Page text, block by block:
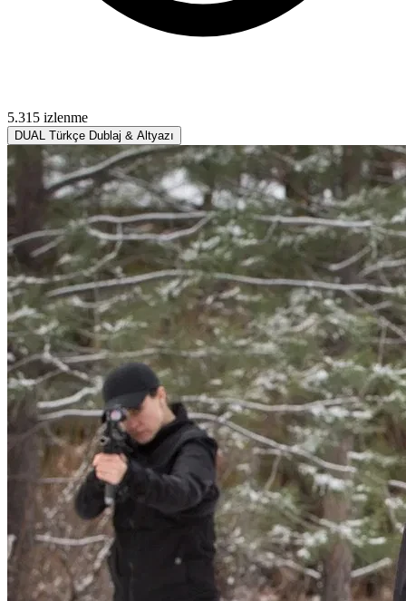
5.315 izlenme
DUAL Türkçe Dublaj & Altyazı